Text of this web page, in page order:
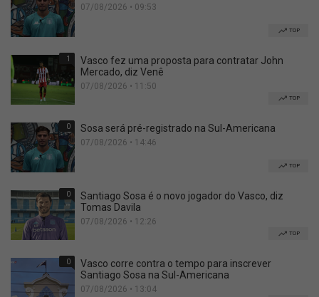
07/08/2026 • 09:53
TOP
1
Vasco fez uma proposta para contratar John
Mercado, diz Venê
07/08/2026 • 11:50
TOP
0 Sosa será pré-registrado na Sul-Americana
07/08/2026 • 14:46
TOP
0
Santiago Sosa é o novo jogador do Vasco, diz
Tomas Davila
07/08/2026 • 12:26
TOP
0
Vasco corre contra o tempo para inscrever
Santiago Sosa na Sul-Americana
07/08/2026 • 13:04